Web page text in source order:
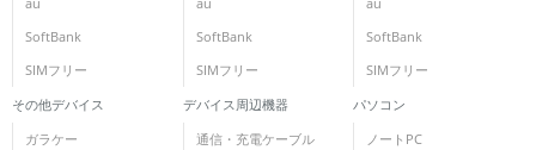
au
SoftBank
SIMフリー
au
SoftBank
SIMフリー
au
SoftBank
SIMフリー
その他デバイス
ガラケー
デバイス周辺機器
通信・充電ケーブル
パソコン
ノートPC